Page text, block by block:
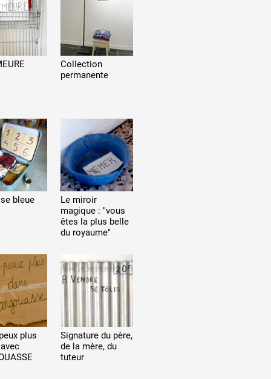
Collection
permanente
bleue
Le miroir
magique : "vous
êtes la plus belle
du royaume"
plus
Signature du père,
de la mère, du
tuteur